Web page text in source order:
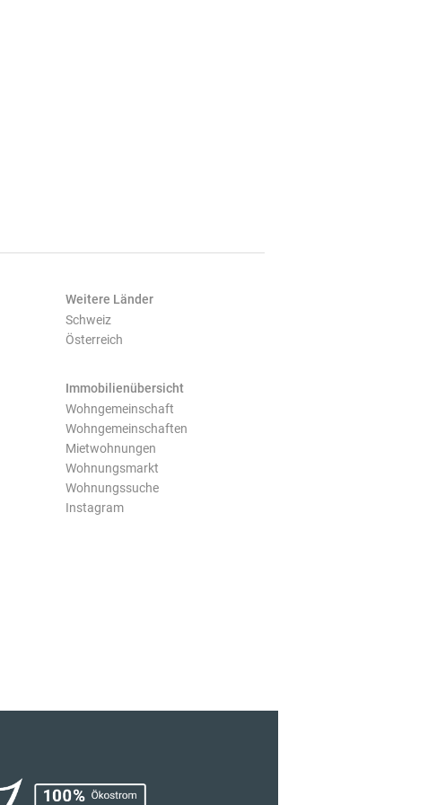
Weitere Länder
Schweiz
Österreich
Immobilienübersicht
Wohngemeinschaft
Wohngemeinschaften
Mietwohnungen
Wohnungsmarkt
Wohnungssuche
Instagram